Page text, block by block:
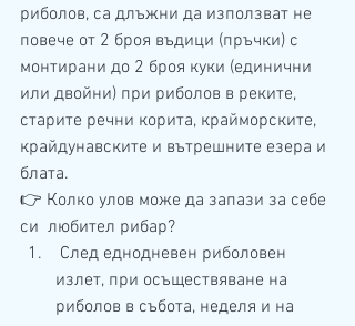
риболов, са длъжни да използват не
повече от 2 броя въдици (пръчки) с
монтирани до 2 броя куки (единични
или двойни) при риболов в реките,
старите речни корита, крайморските,
крайдунавските и вътрешните езера и
блата.
👉 Колко улов може да запази за себе
си  любител рибар?
излет, при осъществяване на
риболов в събота, неделя и на